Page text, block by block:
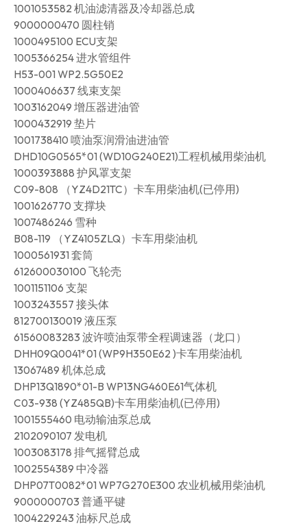
1001053582 机油滤清器及冷却器总成
9000000470 圆柱销
1000495100 ECU支架
1005366254 进水管组件
H53-001 WP2.5G50E2
1000406637 线束支架
1003162049 增压器进油管
1000432919 垫片
1001738410 喷油泵润滑油进油管
DHD10G0565*01 (WD10G240E21)工程机械用柴油机
1000393888 护风罩支架
C09-808 （YZ4D21TC）卡车用柴油机(已停用)
1001626770 支撑块
1007486246 雪种
B08-119 （YZ4105ZLQ）卡车用柴油机
1000561931 套筒
612600030100 飞轮壳
1001151106 支架
1003243557 接头体
812700130019 液压泵
61560083283 波许喷油泵带全程调速器（龙口）
DHH09Q0041*01 (WP9H350E62 )卡车用柴油机
13067489 机体总成
DHP13Q1890*01-B WP13NG460E61气体机
C03-938 (YZ485QB)卡车用柴油机(已停用)
1001555460 电动输油泵总成
2102090107 发电机
1003083178 排气摇臂总成
1002554389 中冷器
DHP07T0082*01 WP7G270E300 农业机械用柴油机
9000000703 普通平键
1004229243 油标尺总成